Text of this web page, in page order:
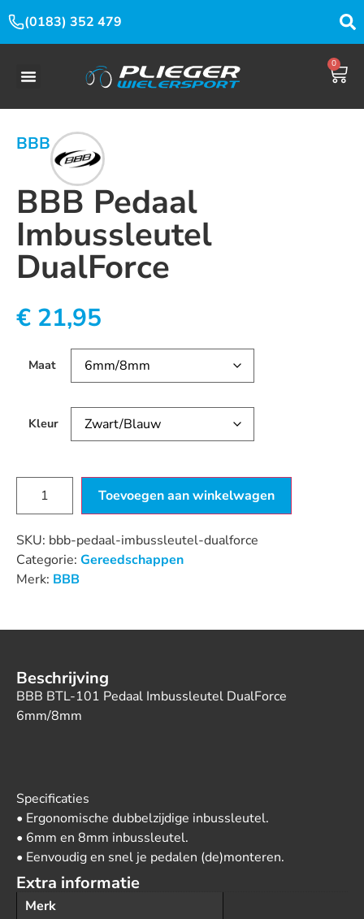
(0183) 352 479
0
BBB
BBB Pedaal
Imbussleutel
DualForce
€ 21,95
Maat
Kleur
Toevoegen aan winkelwagen
SKU: bbb-pedaal-imbussleutel-dualforce
Categorie: Gereedschappen
Merk: BBB
Beschrijving
BBB BTL-101 Pedaal Imbussleutel DualForce
6mm/8mm
Specificaties
• Ergonomische dubbelzijdige inbussleutel.
• 6mm en 8mm inbussleutel.
• Eenvoudig en snel je pedalen (de)monteren.
Extra informatie
Merk